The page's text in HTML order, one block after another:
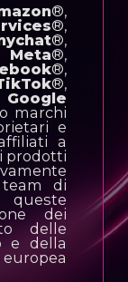
®,
®,
®,
Meta®,
®,
®,
Google
marchi
e
a
prodotti
di
dei
delle
e della